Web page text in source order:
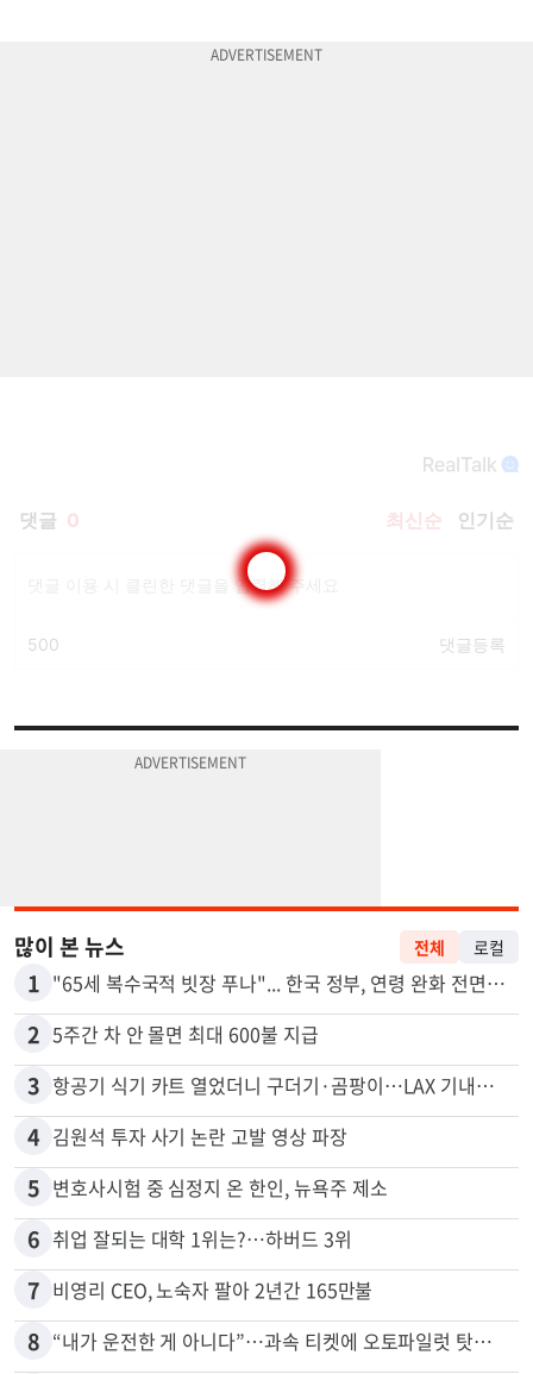
많이 본 뉴스 전체 로컬
1 "65세 복수국적 빗장 푸나"... 한국 정부, 연령 완화 전면 추진
2 5주간 차 안 몰면 최대 600불 지급
3 항공기 식기 카트 열었더니 구더기·곰팡이…LAX 기내식 업체 논란
4 김원석 투자 사기 논란 고발 영상 파장
5 변호사시험 중 심정지 온 한인, 뉴욕주 제소
6 취업 잘되는 대학 1위는?…하버드 3위
7 비영리 CEO, 노숙자 팔아 2년간 165만불
8 “내가 운전한 게 아니다”…과속 티켓에 오토파일럿 탓한 운전자